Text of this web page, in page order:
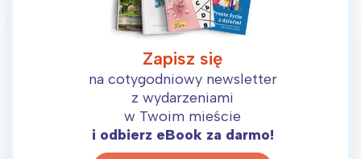
Zapisz się
na cotygodniowy newsletter
z wydarzeniami
w Twoim mieście
i odbierz eBook za darmo!